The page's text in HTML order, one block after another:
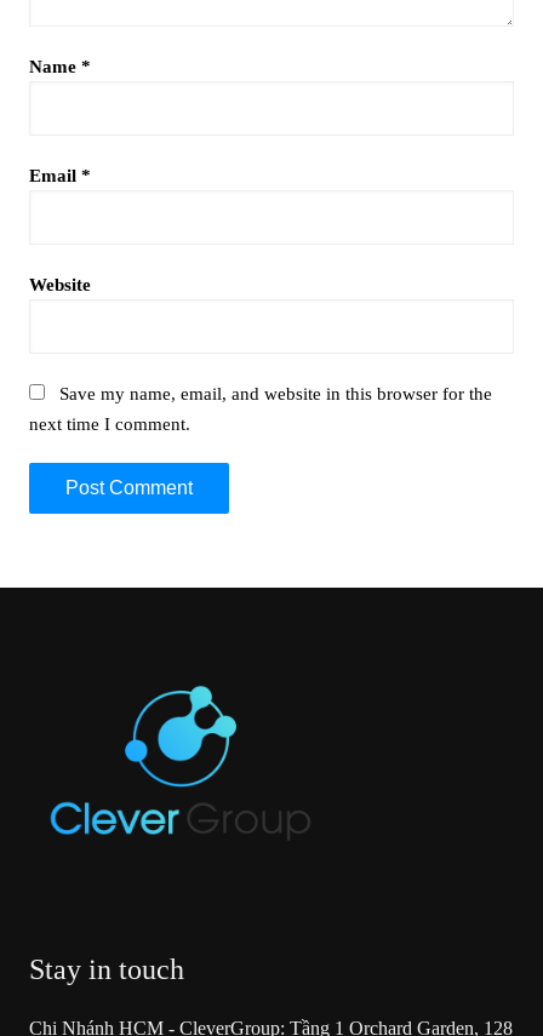
Name *
Email *
Website
Save my name, email, and website in this browser for the
next time I comment.
Stay in touch
Chi Nhánh HCM - CleverGroup: Tầng 1 Orchard Garden, 128